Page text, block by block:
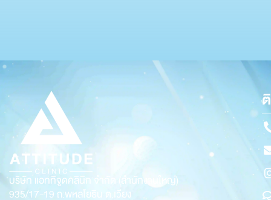
บริษัท แอททิจูดคลินิก จำกัด (สำนักงานใหญ่)
935/17-19 ถ.พหลโยธิน ต.เวียง